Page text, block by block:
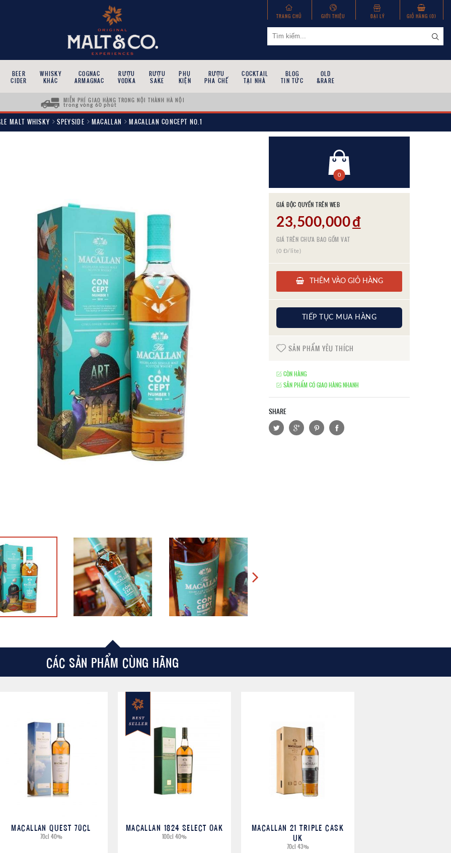
TRANG CHỦ GIỚI THIỆU ĐẠI LÝ GIỎ HÀNG (0)
BEER
CIDER
WHISKY
KHÁC
COGNAC
ARMAGNAC
RƯỢU
VODKA
RƯỢU
SAKE
PHỤ
KIỆN
RƯỢU
PHA CHẾ
COCKTAIL
TẠI NHÀ
BLOG
TIN TỨC
OLD
&RARE
MIỄN PHÍ GIAO HÀNG TRONG NỘI THÀNH HÀ NỘI
trong vòng 60 phút
MALT WHISKY SPEYSIDE MACALLAN MACALLAN CONCEPT NO.1
0
GIÁ ĐỘC QUYỀN TRÊN WEB
23,500,000đ
GIÁ TRÊN CHƯA BAO GỒM VAT
(0 Đ/lite)
THÊM VÀO GIỎ HÀNG
TIẾP TỤC MUA HÀNG
SẢN PHẨM YÊU THÍCH
CÒN HÀNG
SẢN PHẨM CÓ GIAO HÀNG NHANH
SHARE
CÁC SẢN PHẨM CÙNG HÃNG
MACALLAN QUEST 70CL
70cl 40%
MACALLAN 1824 SELECT OAK
100cl 40%
MACALLAN 21 TRIPLE CASK
UK
70cl 43%